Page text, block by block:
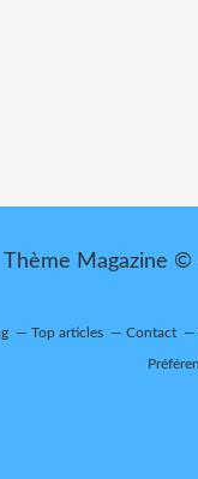
Thème Magazine
Top articles Contact